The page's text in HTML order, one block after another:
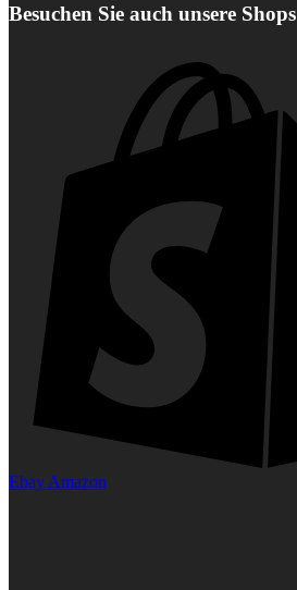
Besuchen Sie auch unsere Shops
Ebay Amazon